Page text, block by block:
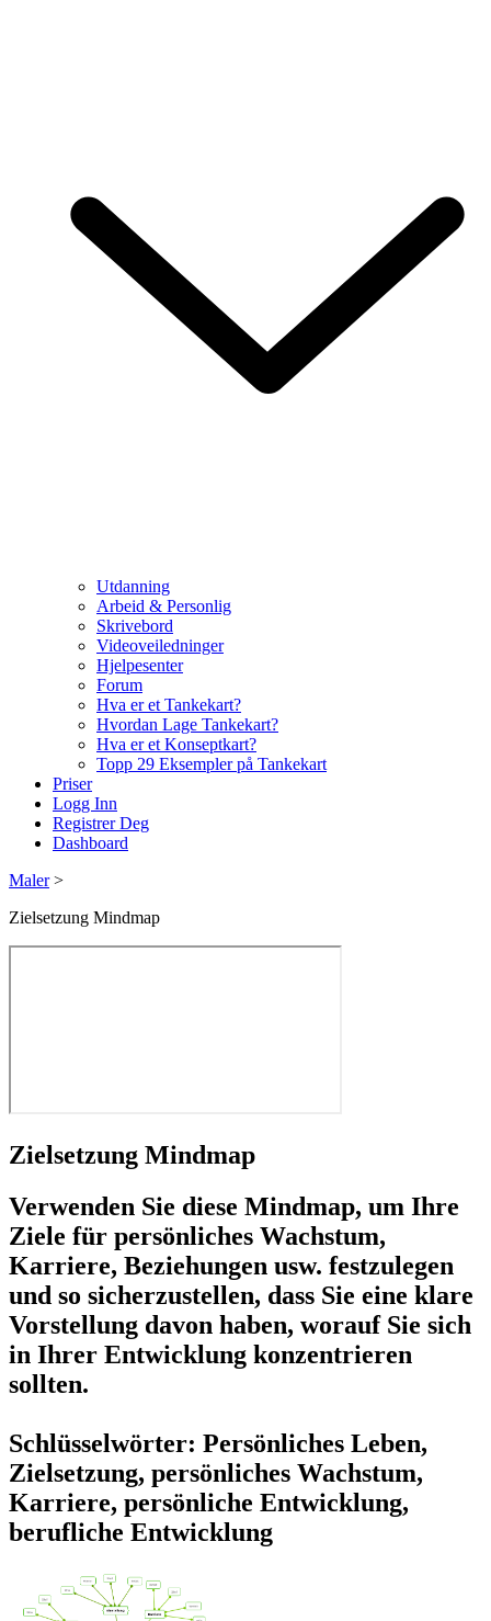
Utdanning
Arbeid & Personlig
Skrivebord
Videoveiledninger
Hjelpesenter
Forum
Hva er et Tankekart?
Hvordan Lage Tankekart?
Hva er et Konseptkart?
Topp 29 Eksempler på Tankekart
Priser
Logg Inn
Registrer Deg
Dashboard
Maler >
Zielsetzung Mindmap
Zielsetzung Mindmap
Verwenden Sie diese Mindmap, um Ihre
Ziele für persönliches Wachstum,
Karriere, Beziehungen usw. festzulegen
und so sicherzustellen, dass Sie eine klare
Vorstellung davon haben, worauf Sie sich
in Ihrer Entwicklung konzentrieren
sollten.
Schlüsselwörter: Persönliches Leben,
Zielsetzung, persönliches Wachstum,
Karriere, persönliche Entwicklung,
berufliche Entwicklung